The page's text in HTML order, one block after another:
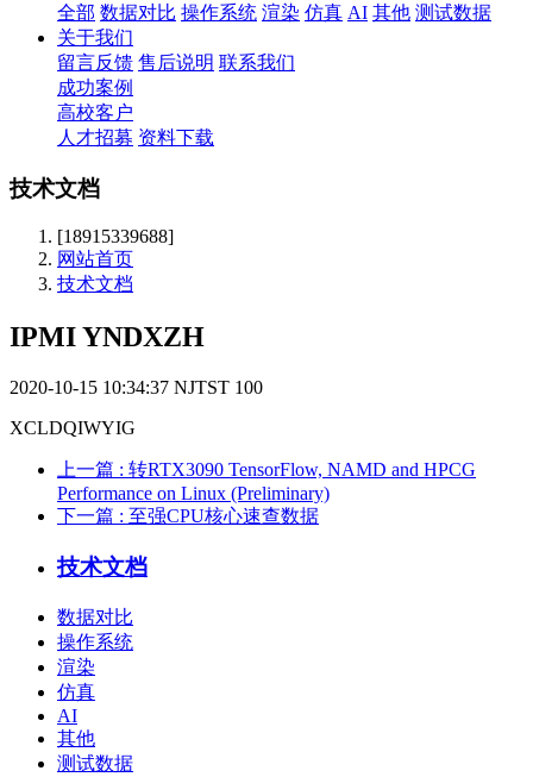
全部 数据对比 操作系统 渲染 仿真 AI 其他 测试数据
关于我们
留言反馈 售后说明 联系我们
成功案例
高校客户
人才招募 资料下载
技术文档
[18915339688]
网站首页
技术文档
IPMI YNDXZH
2020-10-15 10:34:37 NJTST 100
XCLDQIWYIG
上一篇 : 转RTX3090 TensorFlow, NAMD and HPCG
Performance on Linux (Preliminary)
下一篇 : 至强CPU核心速查数据
技术文档
数据对比
操作系统
渲染
仿真
AI
其他
测试数据